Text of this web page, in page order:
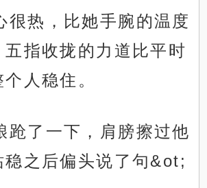
很热，比她手腕的温度
五指收拢的力道比平时
人稳住。
跄了一下，肩膀擦过他
稳之后偏头说了句&ot;